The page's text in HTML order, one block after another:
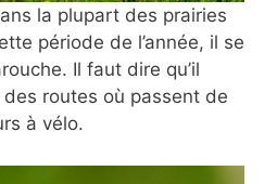
la plupart des prairies
période de l’année, il se
Il faut dire qu’il
routes où passent de
à vélo.